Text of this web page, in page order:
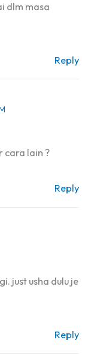
dlm masa
Reply
cara lain ?
Reply
just usha dulu je
Reply